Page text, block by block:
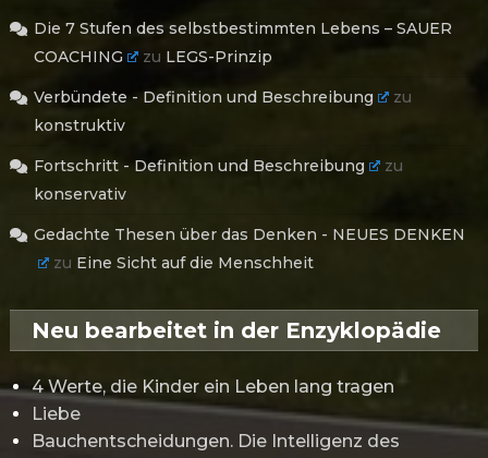
Die 7 Stufen des selbstbestimmten Lebens – SAUER
COACHING
zu LEGS-Prinzip
Verbündete - Definition und Beschreibung
zu
konstruktiv
Fortschritt - Definition und Beschreibung
zu
konservativ
Gedachte Thesen über das Denken - NEUES DENKEN
zu Eine Sicht auf die Menschheit
Neu bearbeitet in der Enzyklopädie
4 Werte, die Kinder ein Leben lang tragen
Liebe
Bauchentscheidungen. Die Intelligenz des